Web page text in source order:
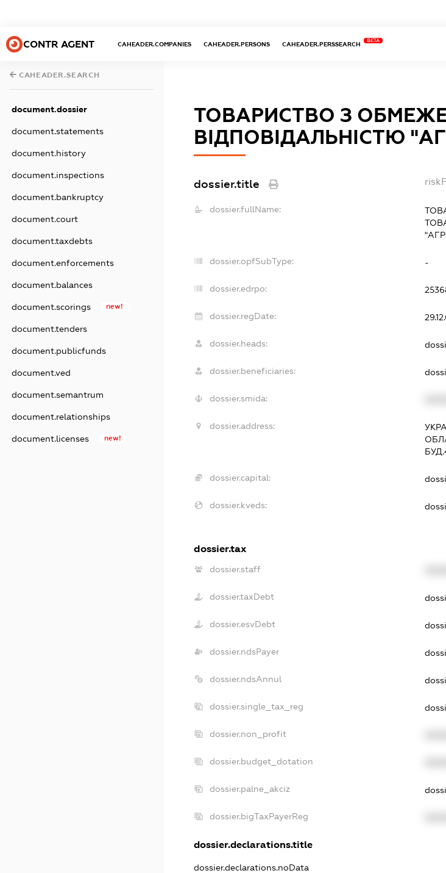
CONTR AGENT CAHEADER.COMPANIES CAHEADER.PERSONS CAHEADER.PERSSEARCH
BETA
CAHEADER.SEARCH
document.dossier
document.statements
document.history
document.inspections
document.bankruptcy
document.court
document.taxdebts
document.enforcements
document.balances
document.scorings new!
document.tenders
document.publicfunds
document.ved
document.semantrum
document.relationships
document.licenses new!
ТОВАРИСТВО З
ВІДПОВІДАЛЬНІСТЮ
dossier.title
dossier.fullName:
dossier.opfSubType: -
dossier.edrpo:
dossier.regDate:
dossier.heads:
dossier.beneficiaries:
dossier.smida:
dossier.address:
dossier.capital:
dossier.kveds:
dossier.tax
dossier.staff
dossier.taxDebt
dossier.esvDebt
dossier.ndsPayer
dossier.ndsAnnul
dossier.single_tax_reg
dossier.non_profit
dossier.budget_dotation
dossier.palne_akciz
dossier.bigTaxPayerReg
dossier.declarations.title
dossier.declarations.noData